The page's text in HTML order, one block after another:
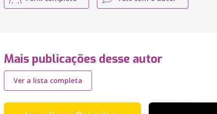
Mais publicações desse autor
Ver a lista completa